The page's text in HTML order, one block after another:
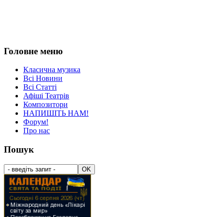
Головне меню
Класична музика
Всі Новини
Всі Статті
Афіші Театрів
Композитори
НАПИШІТЬ НАМ!
Форум!
Про нас
Пошук